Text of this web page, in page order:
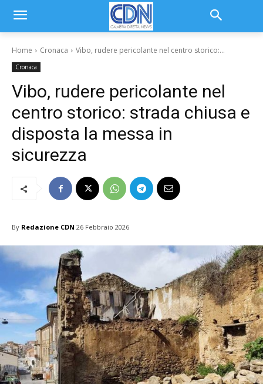
Home Cronaca Vibo, rudere pericolante nel centro storico:...
Cronaca
Vibo, rudere pericolante nel
centro storico: strada chiusa e
disposta la messa in
sicurezza
By Redazione CDN 26 Febbraio 2026